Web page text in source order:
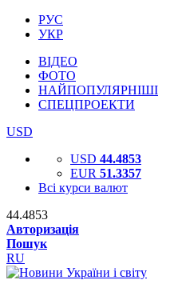
РУС
УКР
ВІДЕО
ФОТО
НАЙПОПУЛЯРНІШІ
СПЕЦПРОЕКТИ
USD
USD 44.4853
EUR 51.3357
Всі курси валют
44.4853
Авторизація
Пошук
RU